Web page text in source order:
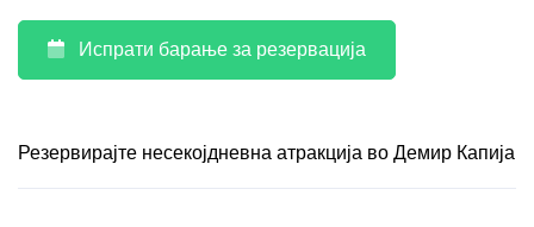
Испрати барање за резервација
Резервирајте несекојдневна атракција во Демир Капија